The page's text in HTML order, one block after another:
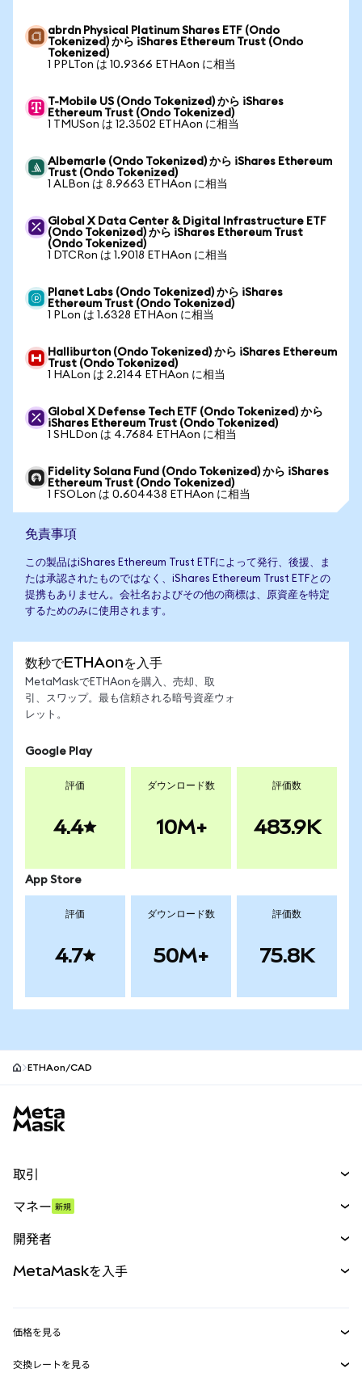
abrdn Physical Platinum Shares ETF (Ondo
Tokenized) から iShares Ethereum Trust (Ondo
Tokenized)
1 PPLTon は 10.9366 ETHAon に相当
T-Mobile US (Ondo Tokenized) から iShares
Ethereum Trust (Ondo Tokenized)
1 TMUSon は 12.3502 ETHAon に相当
Albemarle (Ondo Tokenized) から iShares Ethereum
Trust (Ondo Tokenized)
1 ALBon は 8.9663 ETHAon に相当
Global X Data Center & Digital Infrastructure ETF
(Ondo Tokenized) から iShares Ethereum Trust
(Ondo Tokenized)
1 DTCRon は 1.9018 ETHAon に相当
Planet Labs (Ondo Tokenized) から iShares
Ethereum Trust (Ondo Tokenized)
1 PLon は 1.6328 ETHAon に相当
Halliburton (Ondo Tokenized) から iShares Ethereum
Trust (Ondo Tokenized)
1 HALon は 2.2144 ETHAon に相当
Global X Defense Tech ETF (Ondo Tokenized) から
iShares Ethereum Trust (Ondo Tokenized)
1 SHLDon は 4.7684 ETHAon に相当
Fidelity Solana Fund (Ondo Tokenized) から iShares
Ethereum Trust (Ondo Tokenized)
1 FSOLon は 0.604438 ETHAon に相当
免責事項
この製品はiShares Ethereum Trust ETFによって発行、後援、ま
たは承認されたものではなく、iShares Ethereum Trust ETFとの
提携もありません。会社名およびその他の商標は、原資産を特定
するためのみに使用されます。
数秒でETHAonを入手
MetaMaskでETHAonを購入、売却、取
引、スワップ。最も信頼される暗号資産ウォ
レット。
Google Play
評価
4.4
ダウンロード数
10M+
評価数
483.9K
App Store
評価
4.7
ダウンロード数
50M+
評価数
75.8K
ETHAon/CAD
取引
パーペチュアル
RWA
マネー 新規
開発者
MetaMask Connect
MetaMaskを入手
価格を見る
イーサリアムの価格
交換レートを見る